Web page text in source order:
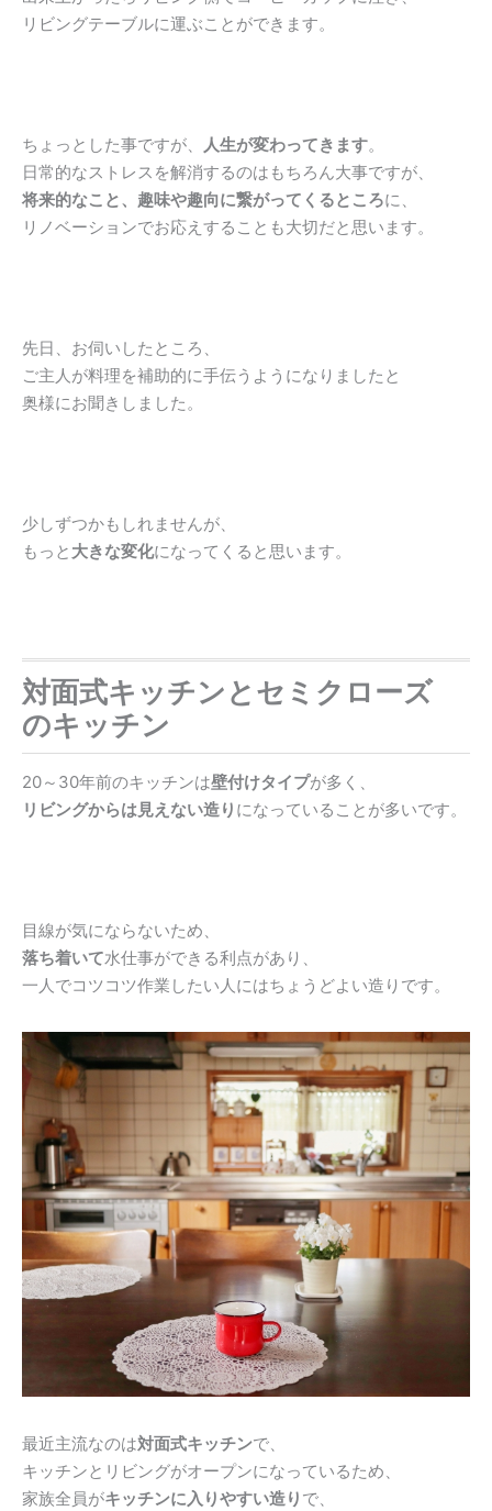
リビングテーブルに運ぶことができます。
ちょっとした事ですが、 人生が変わってきます。
日常的なストレスを解消するのはもちろん大事ですが、
将来的なこと、趣味や趣向に繋がってくるところに、
リノベーションでお応えすることも大切だと思います。
先日、お伺いしたところ、
ご主人が料理を補助的に手伝うようになりましたと
奥様にお聞きしました。
少しずつかもしれませんが、
もっと 大きな変化になってくると思います。
対面式キッチンとセミクローズ
のキッチン
20～30年前のキッチンは壁付けタイプが多く、
リビングからは見えない造り になっていることが多いです。
目線が気にならないため、
落ち着いて水仕事ができる利点があり、
一人でコツコツ作業したい人にはちょうどよい造りです。
最近主流なのは対面式キッチンで、
キッチンとリビングがオープンになっているため、
家族全員がキッチンに入りやすい造り で、